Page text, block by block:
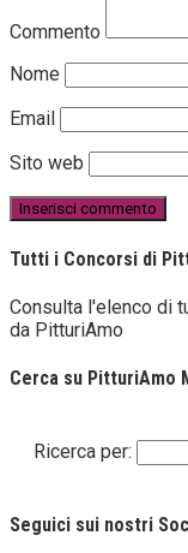
Commento
Nome
Email
Sito web
Tutti i Concorsi di
Consulta l'elenco di
da PitturiAmo
Cerca su PitturiAmo
Ricerca per:
Seguici sui nostri